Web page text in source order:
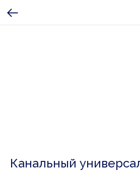
Канальный